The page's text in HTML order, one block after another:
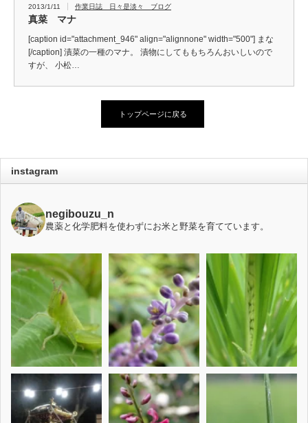
2013/1/11 作業日誌 日々是淡々 ブログ
真菜 マナ
[caption id="attachment_946" align="alignnone" width="500"] まな
[/caption] 漬菜の一種のマナ。 漬物にしてももちろんおいしいので
すが、 小松…
トップページに戻る
instagram
negibouzu_n
農薬と化学肥料を使わずにお米と野菜を育てています。